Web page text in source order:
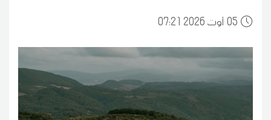
0507:21 2026 أوت